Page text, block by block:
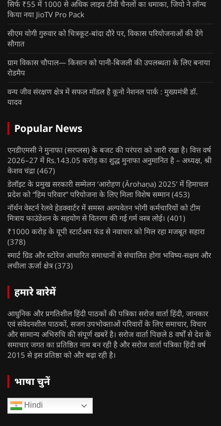
सिर्फ ₹55 में 1000 से अधिक लाइव टीवी चैनलों का धमाका, जियो ने लॉन्च
किया नया JioTV Pro Pack
सीएम योगी गुरुवार को चित्रकूट-बांदा दौरे पर, विकास परियोजनाओं की देंगे
सौगात
ग्राम विकास चौपाल— किसान को पानी-बिजली की उपलब्धता के लिए बनाया
रोडमैप
वन्य जीव संरक्षण क्षेत्र में सफल मॉडल है कूनो नेशनल पार्क : मुख्यमंत्री डॉ.
यादव
Popular News
एनडीएमसी ने मुनाफा (सरप्लस) के बजट की परंपरा को जारी रखा है। वित्त वर्ष
2026–27 में Rs.143.05 करोड़ का शुद्ध मुनाफा अनुमानित है – अध्यक्ष, श्री
केशव चंद्रा (467)
डेलॉइट के प्रमुख सरकारी सम्मेलन ‘आरोहण (Ārohaṇa) 2025’ में हिमाचल
प्रदेश को “हिम परिवार” परियोजना के लिए मिला विशेष सम्मान (453)
नॉर्थन वेस्टर्न रेलवे हेडक्वार्टर में समस्त अल्पवेतन भोगी कर्मचारियों को टीम
मित्राय फाउंडेशन के सहयोग से वितरण की गई गर्म वस्त्र लोई। (401)
₹1000 करोड़ के यूपी स्टार्टअप फंड से नवाचार को मिल रहा मजबूत सहारा
(378)
स्मार्ट ग्रिड और स्टोरेज आधारित समाधानों से संचालित होगा भविष्य-सक्षम और
लचीला ऊर्जा क्षेत्र (373)
हमारे बारेमें
आधुनिक और प्रगतिशील हिंदी पाठकों की पत्रिका सरोज वार्ता हिंदी, जानकार
एवं संवेदनशील पाठकों, सजग उपभोक्ताओं परिवारों के लिए समाचार, विचार
और सामान्य अभिरुचि की संपूर्ण खबरें है। सरोज वार्ता पिछले 8 वर्षों से देश के
समाचार जगत का प्रतिष्ठित नाम बन रही है और सरोज वार्ता पत्रिका हिंदी वर्ष
2015 से इस प्रतिष्ठा को और बढ़ा रही है।
भाषा चुनें
Hindi